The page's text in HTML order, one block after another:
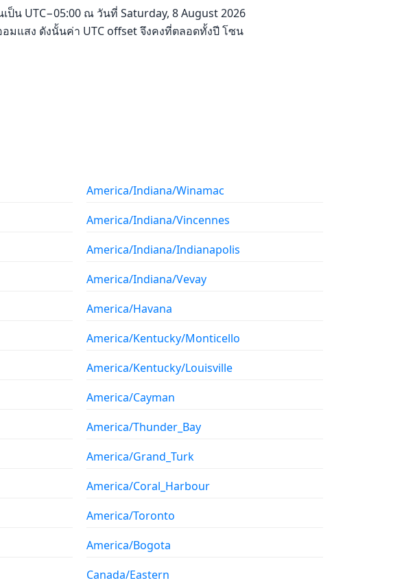
ป็น UTC−05:00 ณ วันที่ Saturday, 8 August 2026
มแสง ดังนั้นค่า UTC offset จึงคงที่ตลอดทั้งปี โซน
America/Indiana/Winamac
America/Indiana/Vincennes
America/Indiana/Indianapolis
America/Indiana/Vevay
America/Havana
America/Kentucky/Monticello
America/Kentucky/Louisville
America/Cayman
America/Thunder_Bay
America/Grand_Turk
America/Coral_Harbour
America/Toronto
America/Bogota
Canada/Eastern